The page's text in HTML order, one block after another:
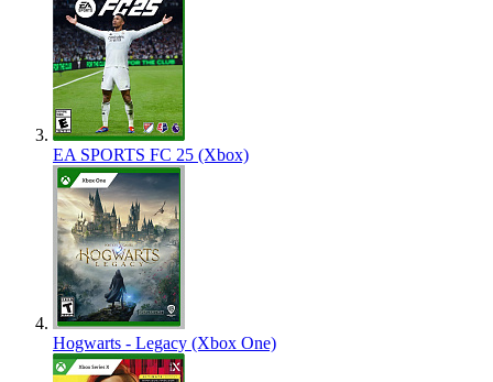
EA SPORTS FC 25 (Xbox)
Hogwarts - Legacy (Xbox One)